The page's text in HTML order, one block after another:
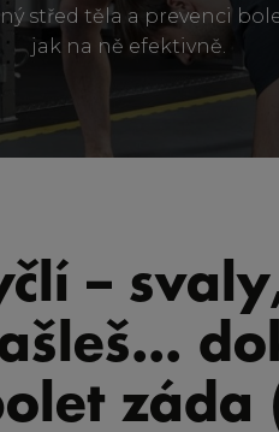
střed těla a prevenci
jak na ně efektivně.
–
záda